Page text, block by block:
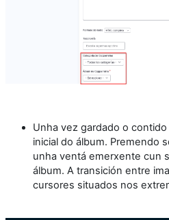
Unha vez gardado o
inicial do álbum. Premendo
unha ventá emerxente cun
álbum. A transición entre
cursores situados nos